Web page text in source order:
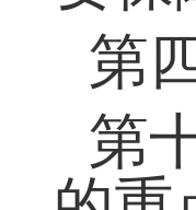
帮
流
要保